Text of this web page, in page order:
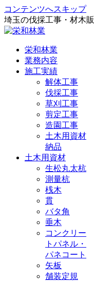
コンテンツへスキップ
埼玉の伐採工事・材木
栄和林業
業務内容
施工実績
解体工事
伐採工事
草刈工事
剪定工事
造園工事
土木用資材
納品
土木用資材
生松丸太杭
測量杭
桟木
貫
バタ角
垂木
コンクリー
トパネル・
パネコート
矢板
舗装定規